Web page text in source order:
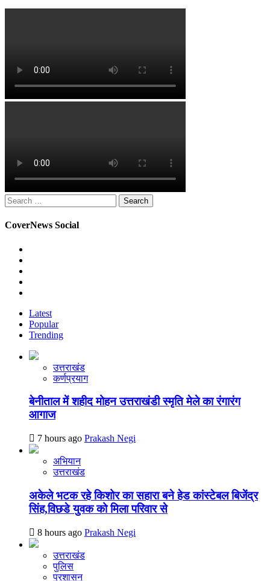
Search
for:
CoverNews Social
Latest
Popular
Trending
उत्तराखंड
कर्णप्रयाग
बेनीताल में शहीद मोहन उत्तराखंडी स्मृति मेले का रंगारंग
आगाज
7 hours ago Prakash Negi
अभियान
उत्तराखंड
अकेले भटक रहे किशोर का सहारा बने हेड कांस्टेबल बिजेंद्र
सिंह,विछडे युवक को मिला परिवार से
8 hours ago Prakash Negi
उत्तराखंड
पुलिस
प्रशासन